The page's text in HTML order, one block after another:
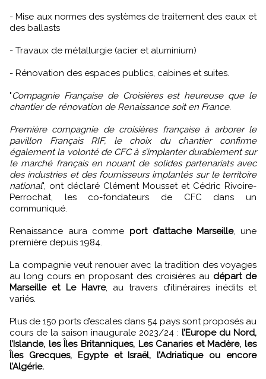
- Mise aux normes des systèmes de traitement des eaux et
des ballasts
- Travaux de métallurgie (acier et aluminium)
- Rénovation des espaces publics, cabines et suites.
"Compagnie Française de Croisières est heureuse que le
chantier de rénovation de Renaissance soit en France.
Première compagnie de croisières française à arborer le
pavillon Français RIF, le choix du chantier confirme
également la volonté de CFC à s’implanter durablement sur
le marché français en nouant de solides partenariats avec
des industries et des fournisseurs implantés sur le territoire
national", ont déclaré Clément Mousset et Cédric Rivoire-
Perrochat, les co-fondateurs de CFC dans un
communiqué.
Renaissance aura comme port d’attache Marseille, une
première depuis 1984.
La compagnie veut renouer avec la tradition des voyages
au long cours en proposant des croisières au départ de
Marseille et Le Havre, au travers d’itinéraires inédits et
variés.
Plus de 150 ports d’escales dans 54 pays sont proposés au
cours de la saison inaugurale 2023/24 : l’Europe du Nord,
l’Islande, les Îles Britanniques, Les Canaries et Madère, les
Îles Grecques, Egypte et Israël, l’Adriatique ou encore
l’Algérie.